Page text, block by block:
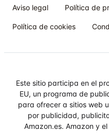
Aviso legal Política de
Política de cookies
Este sitio participa en el
EU, un programa de
para ofrecer a sitios web
por publicidad,
Amazon.es. Amazon y